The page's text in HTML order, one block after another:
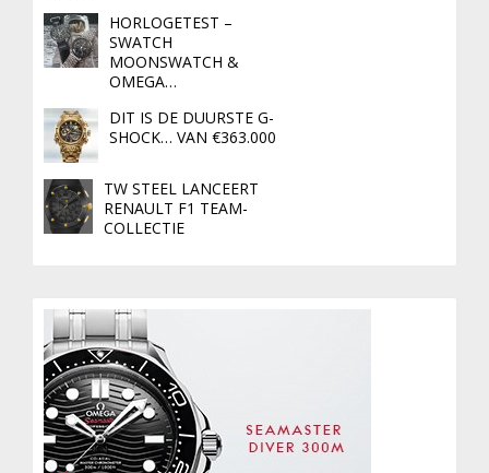
HORLOGETEST –
SWATCH
MOONSWATCH &
OMEGA…
DIT IS DE DUURSTE G-
SHOCK… VAN €363.000
TW STEEL LANCEERT
RENAULT F1 TEAM-
COLLECTIE